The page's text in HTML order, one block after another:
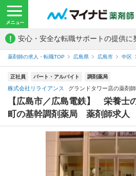
! 安心・安全な転職サポートの提供に
薬剤師の求人・転職TOP 広島県 広島市 中区
正社員 パート・アルバイト 調剤薬局
株式会社リライアンス グランドタワー店の薬剤師
【広島市／広島電鉄】 栄養士
町の基幹調剤薬局 薬剤師求人